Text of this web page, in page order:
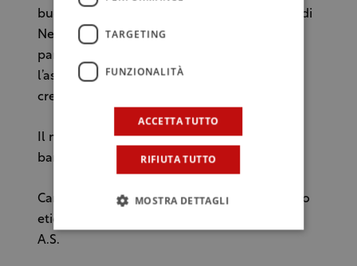
buone le costolette d’agnello con riduzione di
Nero d’avola e pera Williams. Tra i dessert, a
parte gli immancabili semifreddi, merita
l’assaggio il tortino caldo di cioccolato con
crema di ricotta.
Il nostro instancabile chef organizza anche
banchetti e corsi di cucina.
Carta dei vini con poco meno di quattrocento
etichette in gran parte siciliane.
A.S.
TARGETING
FUNZIONALITÀ
ACCETTA TUTTO
RIFIUTA TUTTO
MOSTRA DETTAGLI